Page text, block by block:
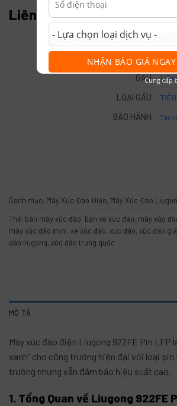
Liên hệ
ĐỘNG CƠ
CÔNG SUẤT ĐỊNH MỨC
115
GẦU
1,0
LOẠI GẦU
BẢO HÀNH
Tận
Danh mục: Máy Xúc Đào Điện, Máy Xúc Đào
Thẻ: bán máy xúc đào, bán xe xúc đào, máy xúc
máy xúc đào mini, xe xúc đào, xúc đào, xúc đào
đào liugong, xúc đào trung quốc
MÔ TẢ
Máy xúc đào điện Liugong 922FE Pin LFP
xanh” cho công trường hiện đại với loại
trường nhưng vẫn đảm bảo hiệu suất cao.
1. Tổng Quan về Liugong 922FE
NHẬN BÁO GIÁ NGAY